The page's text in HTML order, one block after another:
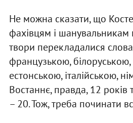
Не можна сказати, що
фахівцям і шанувальникам
твори перекладалися
французькою, білоруською,
естонською, італійською,
Востаннє, правда, 12 років
– 20. Тож, треба починати